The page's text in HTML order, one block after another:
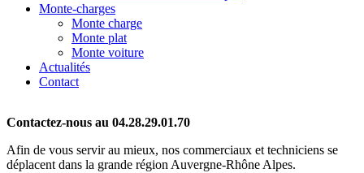
Monte-charges
Monte charge
Monte plat
Monte voiture
Actualités
Contact
Contactez-nous au 04.28.29.01.70
Afin de vous servir au mieux, nos commerciaux et techniciens se
déplacent dans la grande région Auvergne-Rhône Alpes.